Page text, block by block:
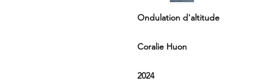
Ondulation d'altitude
Coralie Huon
2024